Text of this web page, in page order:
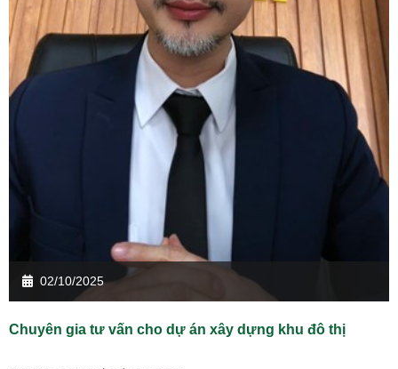
02/10/2025
Chuyên gia tư vấn cho dự án xây dựng khu đô thị